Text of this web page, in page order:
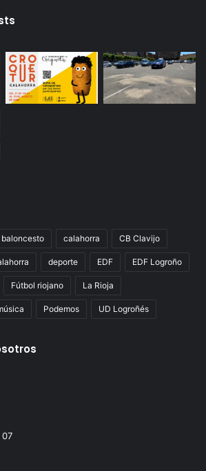
baloncesto calahorra CB Clavijo
deporte EDF EDF Logroño
Fútbol riojano La Rioja
Podemos UD Logroñés
07